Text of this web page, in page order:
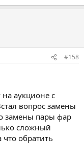
#158
аукционе с
вопрос замены
замены пары фар
сложный
обратить